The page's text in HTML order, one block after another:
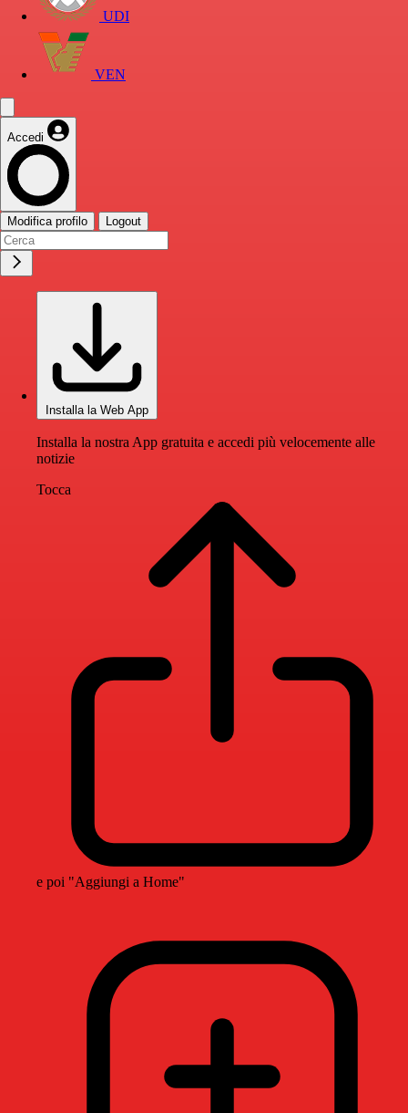
UDI
VEN
Accedi
Modifica profilo Logout
Installa la Web App
Installa la nostra App gratuita e accedi più velocemente alle
notizie
Tocca
e poi "Aggiungi a Home"